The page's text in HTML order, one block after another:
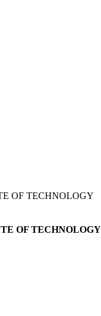
OF TECHNOLOGY
OF TECHNOLOGY